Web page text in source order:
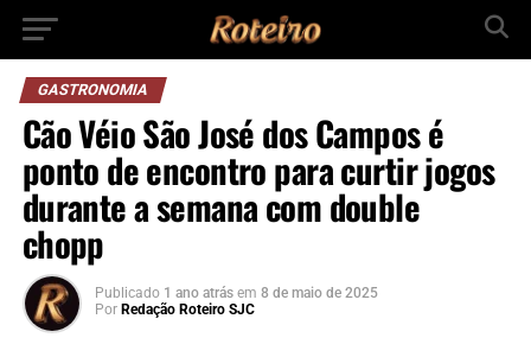
GASTRONOMIA
Cão Véio São José dos Campos é
ponto de encontro para curtir jogos
durante a semana com double
chopp
Publicado 1 ano atrás em 8 de maio de 2025
Por Redação Roteiro SJC